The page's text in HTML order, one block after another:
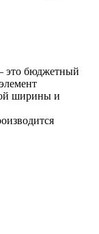
это бюджетный
ширины и